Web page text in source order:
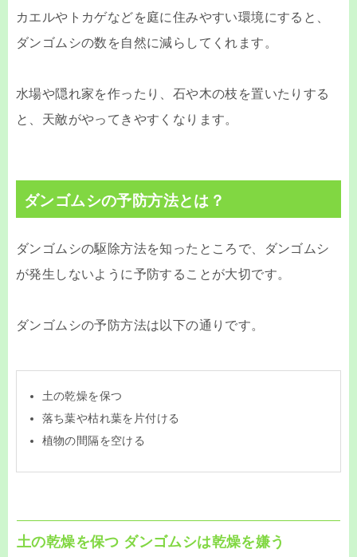
カエルやトカゲなどを庭に住みやすい環境にすると、
ダンゴムシの数を自然に減らしてくれます。
水場や隠れ家を作ったり、石や木の枝を置いたりする
と、天敵がやってきやすくなります。
ダンゴムシの予防方法とは？
ダンゴムシの駆除方法を知ったところで、ダンゴムシ
が発生しないように予防することが大切です。
ダンゴムシの予防方法は以下の通りです。
土の乾燥を保つ
落ち葉や枯れ葉を片付ける
植物の間隔を空ける
土の乾燥を保つ ダンゴムシは乾燥を嫌う